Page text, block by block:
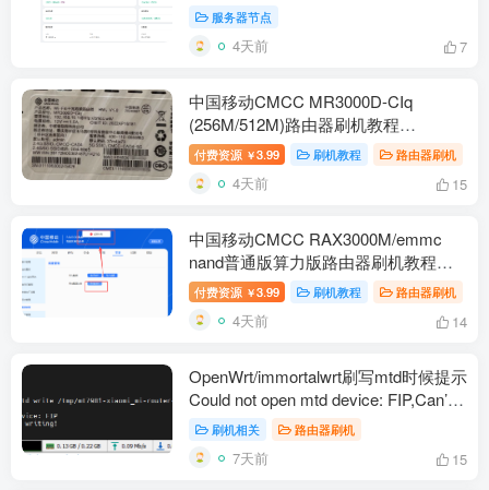
服务器节点
4天前 7
中国移动CMCC MR3000D-CIq
(256M/512M)路由器刷机教程
openwrt+恢复原厂
付费资源 ￥3.99 刷机教程 路由器刷机
4天前 15
中国移动CMCC RAX3000M/emmc
nand普通版算力版路由器刷机教程
openwrt+恢复原厂
付费资源 ￥3.99 刷机教程 路由器刷机
4天前 14
OpenWrt/immortalwrt刷写mtd时候提示
Could not open mtd device: FIP,Can’t
open device for writing!解决办法
刷机相关 路由器刷机
7天前 15